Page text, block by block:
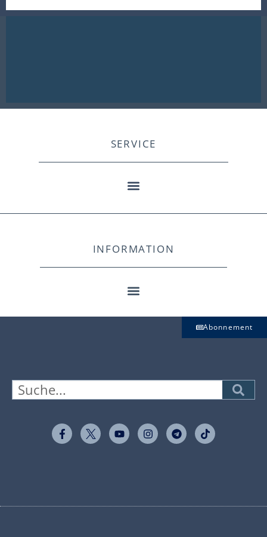
SERVICE
INFORMATION
Abonnement